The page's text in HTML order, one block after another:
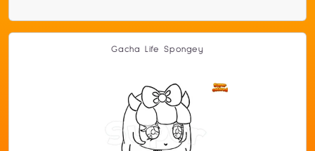
Gacha Life Spongey